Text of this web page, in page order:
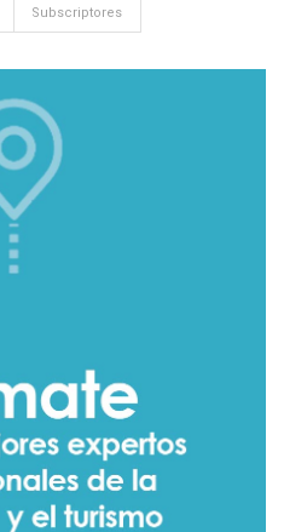
Subscriptores